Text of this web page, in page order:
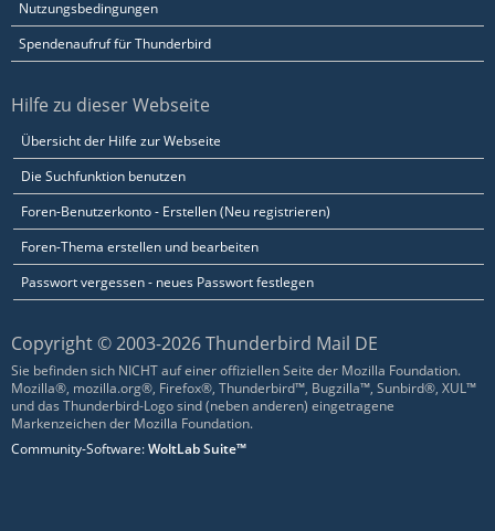
Nutzungsbedingungen
Spendenaufruf für Thunderbird
Hilfe zu dieser Webseite
Übersicht der Hilfe zur Webseite
Die Suchfunktion benutzen
Foren-Benutzerkonto - Erstellen (Neu registrieren)
Foren-Thema erstellen und bearbeiten
Passwort vergessen - neues Passwort festlegen
Copyright © 2003-2026 Thunderbird Mail DE
Sie befinden sich NICHT auf einer offiziellen Seite der Mozilla Foundation.
Mozilla®, mozilla.org®, Firefox®, Thunderbird™, Bugzilla™, Sunbird®, XUL™
und das Thunderbird-Logo sind (neben anderen) eingetragene
Markenzeichen der Mozilla Foundation.
Community-Software:WoltLab Suite™